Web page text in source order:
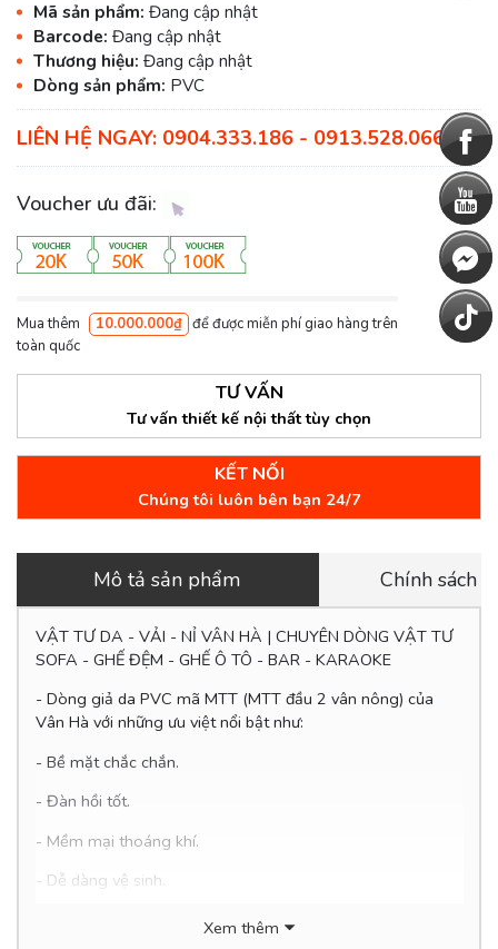
Mã sản phẩm: Đang cập nhật
Barcode: Đang cập nhật
Thương hiệu: Đang cập nhật
Dòng sản phẩm: PVC
LIÊN HỆ NGAY: 0904.333.186 - 0913.528.066
Voucher ưu đãi:
Mua thêm 10.000.000₫ để được miễn phí giao hàng trên
toàn quốc
TƯ VẤN
Tư vấn thiết kế nội thất tùy chọn
KẾT NỐI
Chúng tôi luôn bên bạn 24/7
Mô tả sản phẩm Chính sách
VẬT TƯ DA - VẢI - NỈ VÂN HÀ | CHUYÊN DÒNG VẬT TƯ
SOFA - GHẾ ĐỆM - GHẾ Ô TÔ - BAR - KARAOKE
- Dòng giả da PVC mã MTT (MTT đầu 2 vân nông) của
Vân Hà với những ưu việt nổi bật như:
- Bề mặt chắc chắn.
- Đàn hồi tốt.
- Mềm mại thoáng khí.
- Dễ dàng vệ sinh.
- Thân thiện với môi trường.Xem thêm